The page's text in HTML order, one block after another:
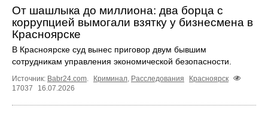
От шашлыка до миллиона: два борца с
коррупцией вымогали взятку у бизнесмена в
Красноярске
В Красноярске суд вынес приговор двум бывшим
сотрудникам управления экономической безопасности.
Источник: Babr24.com. Криминал, Расследования
Красноярск
17037
16.07.2026